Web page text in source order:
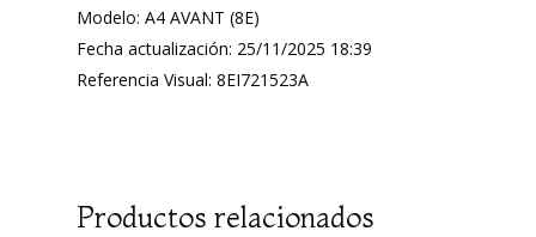
Modelo: A4 AVANT (8E)
Fecha actualización: 25/11/2025 18:39
Referencia Visual: 8EI721523A
Productos relacionados